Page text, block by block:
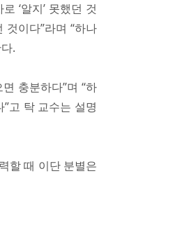
‘알지’ 못했던 것
것이다”라며 “하나
.
충분하다”며 “하
고 탁 교수는 설명
할 때 이단 분별은